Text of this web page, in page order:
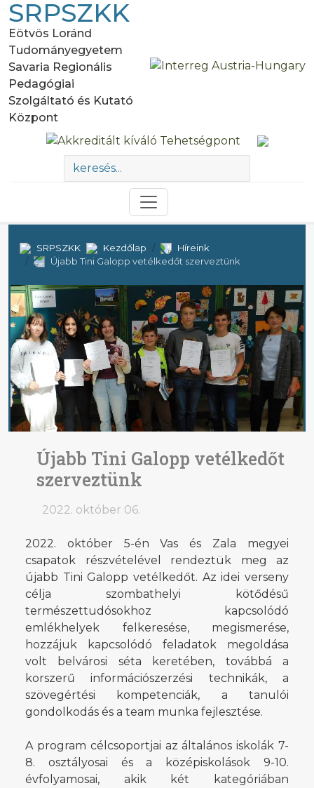
SRPSZKK
Eötvös Loránd
Tudományegyetem
Savaria Regionális
Pedagógiai
Szolgáltató és Kutató
Központ
SRPSZKK Kezdőlap
Híreink
Újabb Tini Galopp vetélkedőt szerveztünk
Újabb Tini Galopp vetélkedőt
szerveztünk
2022. október 06.
2022. október 5-én Vas és Zala megyei
csapatok részvételével rendeztük meg az
újabb Tini Galopp vetélkedőt. Az idei verseny
célja szombathelyi kötődésű
természettudósokhoz kapcsolódó
emlékhelyek felkeresése, megismerése,
hozzájuk kapcsolódó feladatok megoldása
volt belvárosi séta keretében, továbbá a
korszerű információszerzési technikák, a
szövegértési kompetenciák, a tanulói
gondolkodás és a team munka fejlesztése.
A program célcsoportjai az általános iskolák 7-
8. osztályosai és a középiskolások 9-10.
évfolyamosai, akik két kategóriában